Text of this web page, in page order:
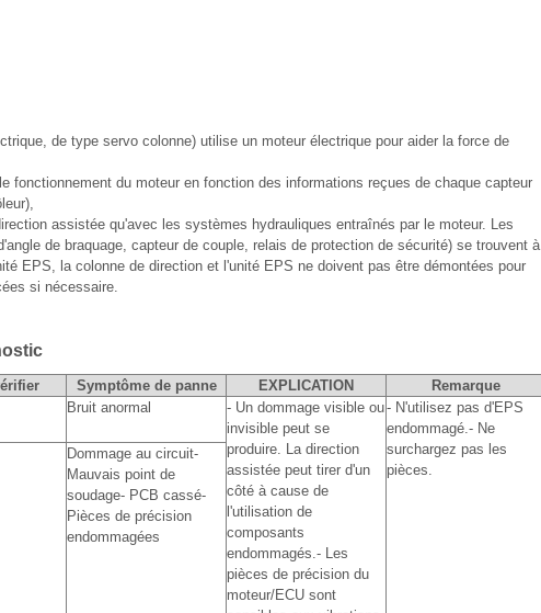
de type servo colonne) utilise un moteur électrique pour aider la force de
fonctionnement du moteur en fonction des informations reçues de chaque capteur
assistée qu'avec les systèmes hydrauliques entraînés par le moteur. Les
de braquage, capteur de couple, relais de protection de sécurité) se trouvent à
EPS, la colonne de direction et l'unité EPS ne doivent pas être démontées pour
si nécessaire.
Symptôme de panne EXPLICATION
Remarque
Bruit anormal
- Un dommage visible ou
invisible peut se
produire. La direction
assistée peut tirer d'un
côté à cause de
l'utilisation de
composants
endommagés.- Les
pièces de précision du
moteur/ECU sont
- N'utilisez pas d'EPS
endommagé.- Ne
surchargez pas les
pièces.
Dommage au circuit-
Mauvais point de
soudage- PCB cassé-
Pièces de précision
endommagées